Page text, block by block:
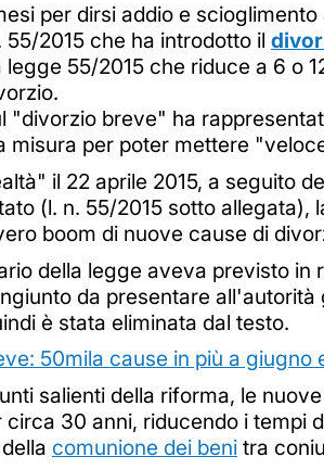
per dirsi addio e
55/2015 che ha introdotto il
legge 55/2015 che riduce a 6 o
"divorzio breve" ha
misura per poter mettere
il 22 aprile 2015, a seguito
(l. n. 55/2015 sotto
boom di nuove cause di
della legge aveva previsto in
da presentare
è stata eliminata dal testo.
50mila cause in più a giugno
salienti della riforma, le
30 anni, riducendo i tempi
comunione dei beni tra